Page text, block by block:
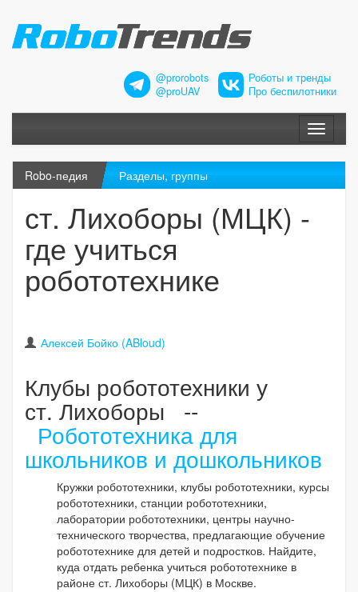
@prorobots
@proUAV
Роботы и тренды
Про беспилотники
Меню
Robo-педия Разделы, группы
ст. Лихоборы (МЦК) -
где учиться
робототехнике
Алексей Бойко (ABloud)
Клубы робототехники у
ст. Лихоборы --
Робототехника для
школьников и дошкольников
Кружки робототехники, клубы робототехники, курсы
робототехники, станции робототехники,
лаборатории робототехники, центры научно-
технического творчества, предлагающие обучение
робототехнике для детей и подростков. Найдите,
куда отдать ребенка учиться робототехнике в
районе ст. Лихоборы (МЦК) в Москве.